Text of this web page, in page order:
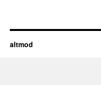
altmod